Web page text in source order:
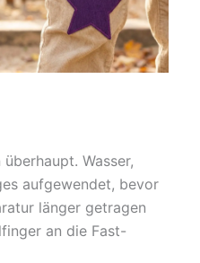
Wasser,
aufgewendet, bevor
länger getragen
an die Fast-